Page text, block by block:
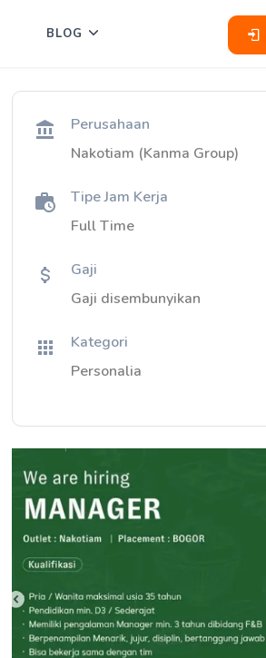
BLOG
Perusahaan
Nakotiam (Kanma Group)
Tipe Jam Kerja
Full Time
Gaji
Gaji disembunyikan
Kategori
Personalia